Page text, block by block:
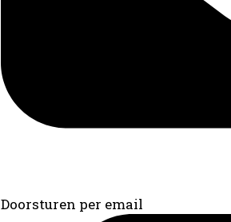
Doorsturen per email